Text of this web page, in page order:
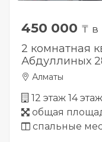
450 000 ₸ в
2 комнатная
Абдуллиных
Алматы
12 этаж 14
общая
спальные